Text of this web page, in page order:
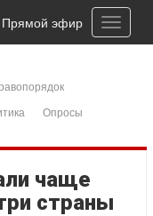
Toggle
Прямой эфир
Опросы
чаще
страны